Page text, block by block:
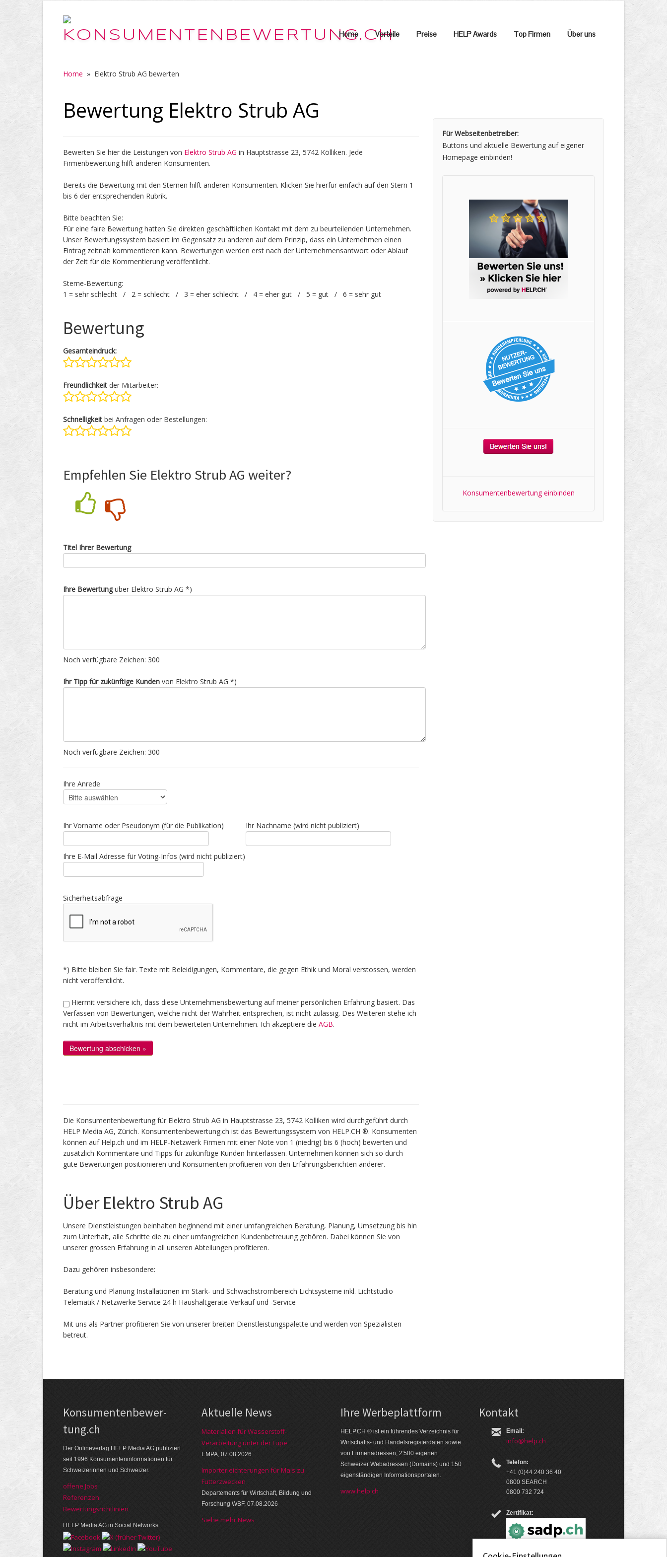
Home Vorteile Preise HELP Awards Top Firmen Über uns
Home » Elektro Strub AG bewerten
Bewertung Elektro Strub AG
Bewerten Sie hier die Leistungen von Elektro Strub AG in Hauptstrasse 23, 5742 Kölliken. Jede
Firmenbewertung hilft anderen Konsumenten.
Bereits die Bewertung mit den Sternen hilft anderen Konsumenten. Klicken Sie hierfür einfach auf den Stern 1
bis 6 der entsprechenden Rubrik.
Bitte beachten Sie:
Für eine faire Bewertung hatten Sie direkten geschäftlichen Kontakt mit dem zu beurteilenden Unternehmen.
Unser Bewertungssystem basiert im Gegensatz zu anderen auf dem Prinzip, dass ein Unternehmen einen
Eintrag zeitnah kommentieren kann. Bewertungen werden erst nach der Unternehmensantwort oder Ablauf
der Zeit für die Kommentierung veröffentlicht.
Sterne-Bewertung:
1 = sehr schlecht / 2 = schlecht / 3 = eher schlecht / 4 = eher gut / 5 = gut / 6 = sehr gut
Bewertung
Gesamteindruck:
Freundlichkeit der Mitarbeiter:
Schnelligkeit bei Anfragen oder Bestellungen:
Empfehlen Sie Elektro Strub AG weiter?
Titel Ihrer Bewertung
Ihre Bewertungüber Elektro Strub AG *)
Noch verfügbare Zeichen: 300
Ihr Tipp für zukünftige Kunden von Elektro Strub AG *)
Noch verfügbare Zeichen: 300
Ihre Anrede
Ihr Vorname oder Pseudonym (für die Publikation) Ihr Nachname (wird nicht publiziert)
Ihre E-Mail Adresse für Voting-Infos (wird nicht publiziert)
Sicherheitsabfrage
*) Bitte bleiben Sie fair. Texte mit Beleidigungen, Kommentare, die gegen Ethik und Moral verstossen, werden
nicht veröffentlicht.
Hiermit versichere ich, dass diese Unternehmensbewertung auf meiner persönlichen Erfahrung basiert. Das
Verfassen von Bewertungen, welche nicht der Wahrheit entsprechen, ist nicht zulässig. Des Weiteren stehe ich
nicht im Arbeitsverhältnis mit dem bewerteten Unternehmen. Ich akzeptiere die AGB.
Die Konsumentenbewertung für Elektro Strub AG in Hauptstrasse 23, 5742 Kölliken wird durchgeführt durch
HELP Media AG, Zürich. Konsumentenbewertung.ch ist das Bewertungssystem von HELP.CH ®. Konsumenten
können auf Help.ch und im HELP-Netzwerk Firmen mit einer Note von 1 (niedrig) bis 6 (hoch) bewerten und
zusätzlich Kommentare und Tipps für zukünftige Kunden hinterlassen. Unternehmen können sich so durch
gute Bewertungen positionieren und Konsumenten profitieren von den Erfahrungsberichten anderer.
Über Elektro Strub AG
Unsere Dienstleistungen beinhalten beginnend mit einer umfangreichen Beratung, Planung, Umsetzung bis hin
zum Unterhalt, alle Schritte die zu einer umfangreichen Kundenbetreuung gehören. Dabei können Sie von
unserer grossen Erfahrung in all unseren Abteilungen profitieren.
Dazu gehören insbesondere:
Beratung und Planung Installationen im Stark- und Schwachstrombereich Lichtsysteme inkl. Lichtstudio
Telematik / Netzwerke Service 24 h Haushaltgeräte-Verkauf und -Service
Mit uns als Partner profitieren Sie von unserer breiten Dienstleistungspalette und werden von Spezialisten
betreut.
Für Webseitenbetreiber:
Buttons und aktuelle Bewertung auf eigener
Homepage einbinden!
Konsumentenbewertung einbinden
Kon­su­menten­be­wer­
tung.ch
Der Online­verlag HELP Media AG publi­ziert
seit 1996 Kon­su­menten­infor­mationen für
Schwei­zerinnen und Schweizer.
offene Jobs
Referenzen
Bewer­tungs­richt­linien
HELP Media AG in Social Networks
Aktuelle News
Materialien für Wasserstoff-
Verarbeitung unter der Lupe
EMPA, 07.08.2026
Importerleichterungen für Mais zu
Futterzwecken
Departements für Wirtschaft, Bildung und
Forschung WBF, 07.08.2026
Siehe mehr News
Ihre Werbe­platt­form
HELP.CH ® ist ein führendes Ver­zeich­nis für
Wirt­schafts- und Handels­register­daten so­wie
von Firmen­adressen, 2'500 eige­nen
Schweizer Web­adressen (Domains) und 150
eigen­ständigen Infor­mations­por­talen.
www.help.ch
Kontakt
Email:
info@help.ch
Telefon:
+41 (0)44 240 36 40
0800 SEARCH
0800 732 724
Zertifikat: